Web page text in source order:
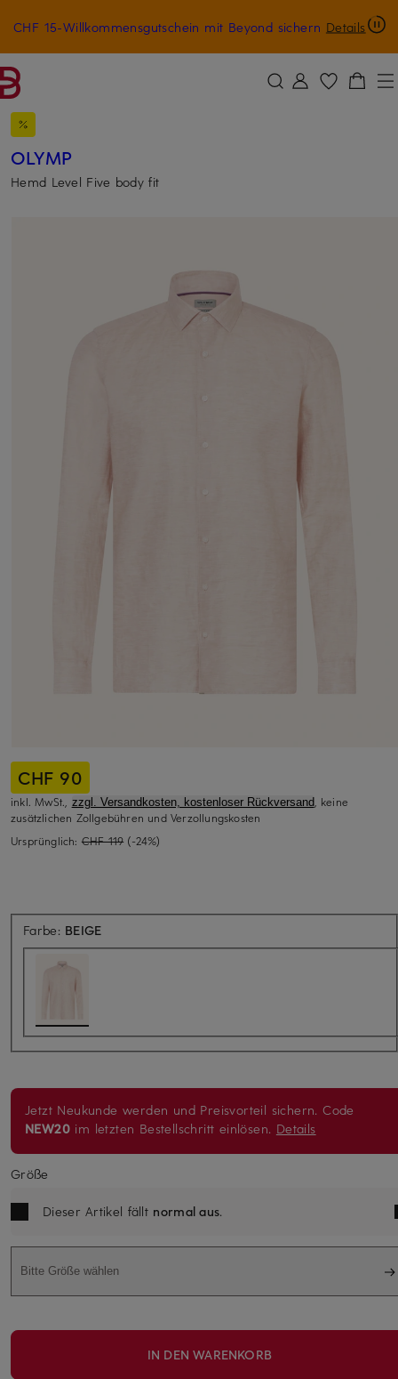
ZUM HAUPTINHALT ÜBERSPRINGEN ZUM SUCHFELD ÜBERSPRINGEN
CHF 15-Willkommensgutschein mit Beyond sichern Details
OLYMP
Hemd Level Five body fit
CHF 90
inkl. MwSt., zzgl. Versandkosten, kostenloser Rückversand, keine
zusätzlichen Zollgebühren und Verzollungskosten
Ursprünglich: CHF 119 (-24%)
Farbe: BEIGE
Jetzt Neukunde werden und Preisvorteil sichern. Code
NEW20 im letzten Bestellschritt einlösen. Details
Größe
Dieser Artikel fällt normal aus.
Bitte Größe wählen
IN DEN WARENKORB